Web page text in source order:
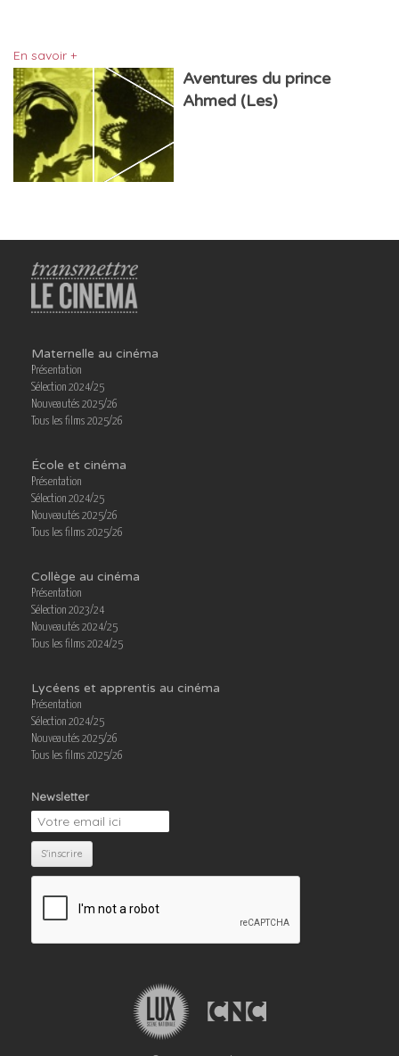
En savoir +
Aventures du prince
Ahmed (Les)
Maternelle au cinéma
Présentation
Sélection 2024/25
Nouveautés 2025/26
Tous les films 2025/26
École et cinéma
Présentation
Sélection 2024/25
Nouveautés 2025/26
Tous les films 2025/26
Collège au cinéma
Présentation
Sélection 2023/24
Nouveautés 2024/25
Tous les films 2024/25
Lycéens et apprentis au cinéma
Présentation
Sélection 2024/25
Nouveautés 2025/26
Tous les films 2025/26
Newsletter